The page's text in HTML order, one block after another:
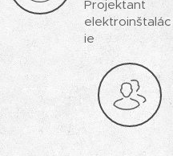
Projektant
elektroinštalác
ie